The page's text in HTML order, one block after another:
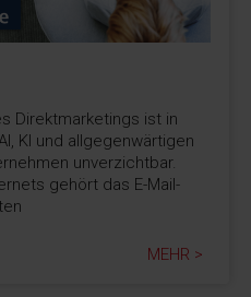
Direktmarketings ist in
KI und allgegenwärtigen
unverzichtbar.
gehört das E-Mail-
MEHR >